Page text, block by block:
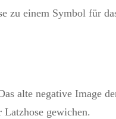
zu einem Symbol für
alte negative Image
gewichen.